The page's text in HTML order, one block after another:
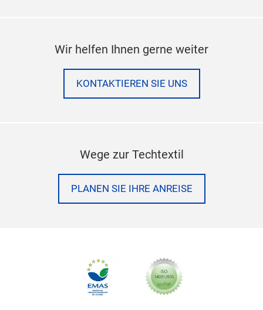
Wir helfen Ihnen gerne weiter
KONTAKTIEREN SIE UNS
Wege zur Techtextil
PLANEN SIE IHRE ANREISE